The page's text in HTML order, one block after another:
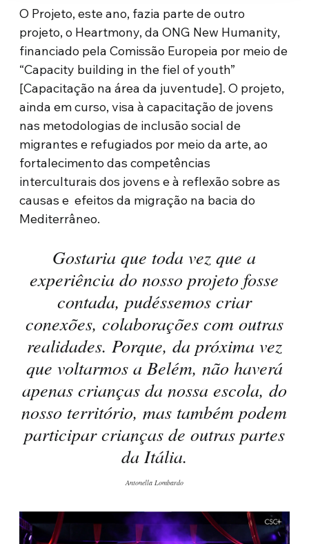
O Projeto, este ano, fazia parte de outro
projeto, o Heartmony, da ONG New Humanity,
financiado pela Comissão Europeia por meio de
“Capacity building in the fiel of youth”
[Capacitação na área da juventude]. O projeto,
ainda em curso, visa à capacitação de jovens
nas metodologias de inclusão social de
migrantes e refugiados por meio da arte, ao
fortalecimento das competências
interculturais dos jovens e à reflexão sobre as
causas e efeitos da migração na bacia do
Mediterrâneo.
Gostaria que toda vez que a
experiência do nosso projeto fosse
contada, pudéssemos criar
conexões, colaborações com outras
realidades. Porque, da próxima vez
que voltarmos a Belém, não haverá
apenas crianças da nossa escola, do
nosso território, mas também podem
participar crianças de outras partes
da Itália.
Antonella Lombardo